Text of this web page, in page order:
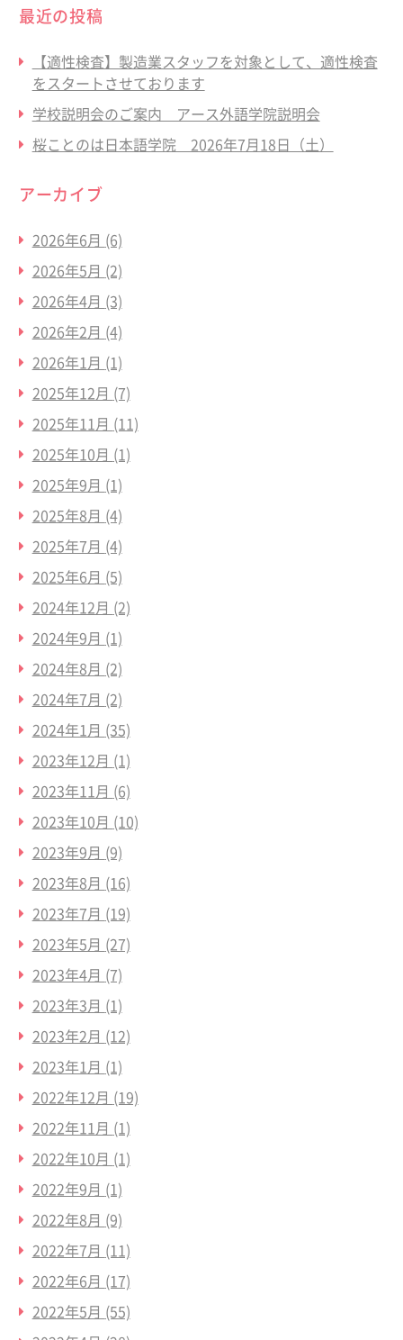
最近の投稿
【適性検査】製造業スタッフを対象として、適性検査
をスタートさせております
学校説明会のご案内 アース外語学院説明会
桜ことのは日本語学院 2026年7月18日（土）
アーカイブ
2026年6月 (6)
2026年5月 (2)
2026年4月 (3)
2026年2月 (4)
2026年1月 (1)
2025年12月 (7)
2025年11月 (11)
2025年10月 (1)
2025年9月 (1)
2025年8月 (4)
2025年7月 (4)
2025年6月 (5)
2024年12月 (2)
2024年9月 (1)
2024年8月 (2)
2024年7月 (2)
2024年1月 (35)
2023年12月 (1)
2023年11月 (6)
2023年10月 (10)
2023年9月 (9)
2023年8月 (16)
2023年7月 (19)
2023年5月 (27)
2023年4月 (7)
2023年3月 (1)
2023年2月 (12)
2023年1月 (1)
2022年12月 (19)
2022年11月 (1)
2022年10月 (1)
2022年9月 (1)
2022年8月 (9)
2022年7月 (11)
2022年6月 (17)
2022年5月 (55)